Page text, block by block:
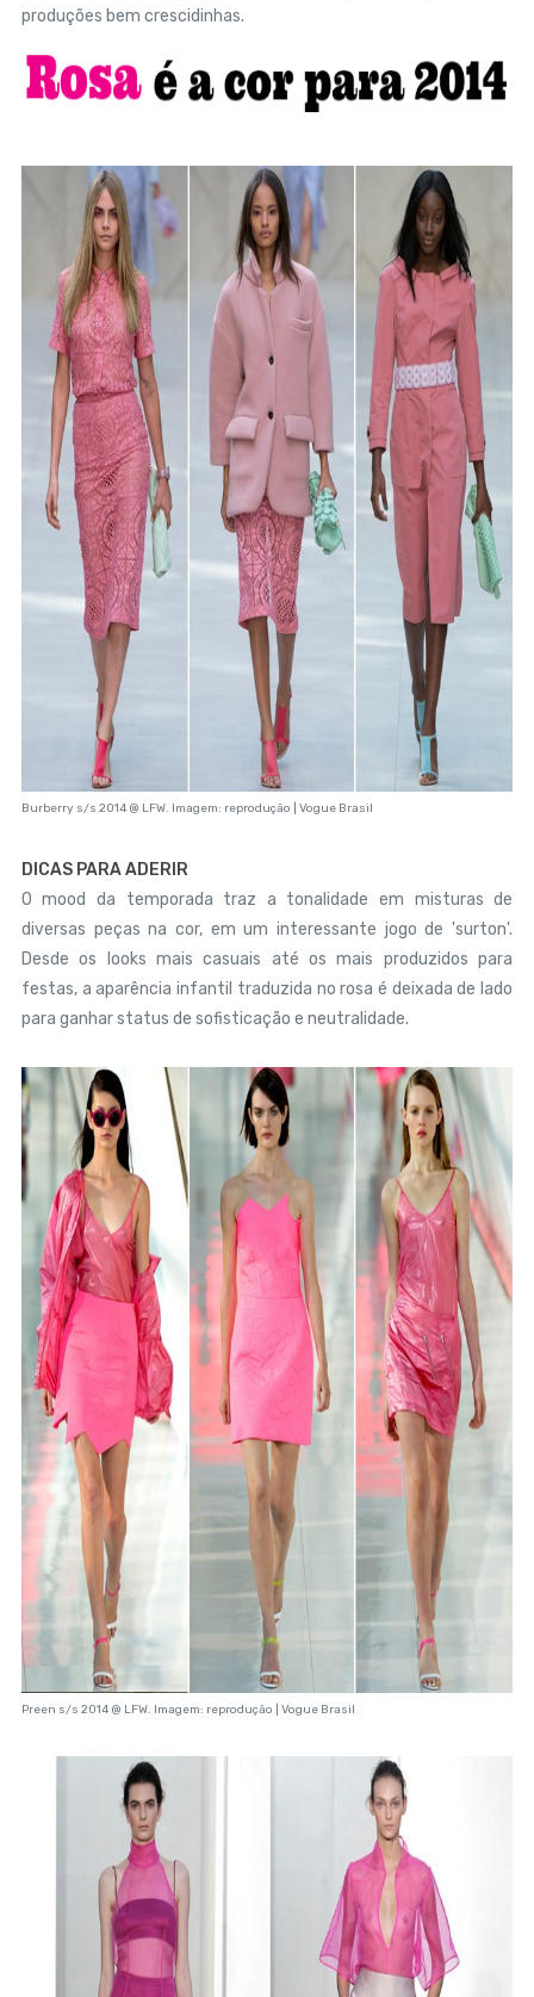
produções bem crescidinhas.
Burberry s/s 2014 @ LFW. Imagem: reprodução | Vogue Brasil
DICAS PARA ADERIR
O mood da temporada traz a tonalidade em misturas de
diversas peças na cor, em um interessante jogo de 'surton'.
Desde os looks mais casuais até os mais produzidos para
festas, a aparência infantil traduzida no rosa é deixada de lado
para ganhar status de sofisticação e neutralidade.
Preen s/s 2014 @ LFW. Imagem: reprodução | Vogue Brasil